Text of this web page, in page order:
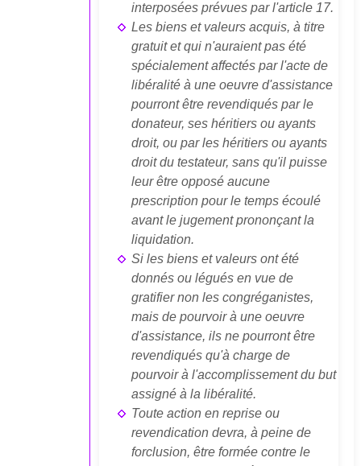
interposées prévues par l'article 17.
Les biens et valeurs acquis, à titre
gratuit et qui n'auraient pas été
spécialement affectés par l'acte de
libéralité à une oeuvre d'assistance
pourront être revendiqués par le
donateur, ses héritiers ou ayants
droit, ou par les héritiers ou ayants
droit du testateur, sans qu'il puisse
leur être opposé aucune
prescription pour le temps écoulé
avant le jugement prononçant la
liquidation.
Si les biens et valeurs ont été
donnés ou légués en vue de
gratifier non les congréganistes,
mais de pourvoir à une oeuvre
d'assistance, ils ne pourront être
revendiqués qu'à charge de
pourvoir à l'accomplissement du but
assigné à la libéralité.
Toute action en reprise ou
revendication devra, à peine de
forclusion, être formée contre le